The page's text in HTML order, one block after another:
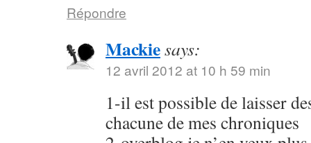
Répondre
Mackiesays:
12 avril 2012 at 10 h 59 min
1-il est possible de laisser
chacune de mes chroniques